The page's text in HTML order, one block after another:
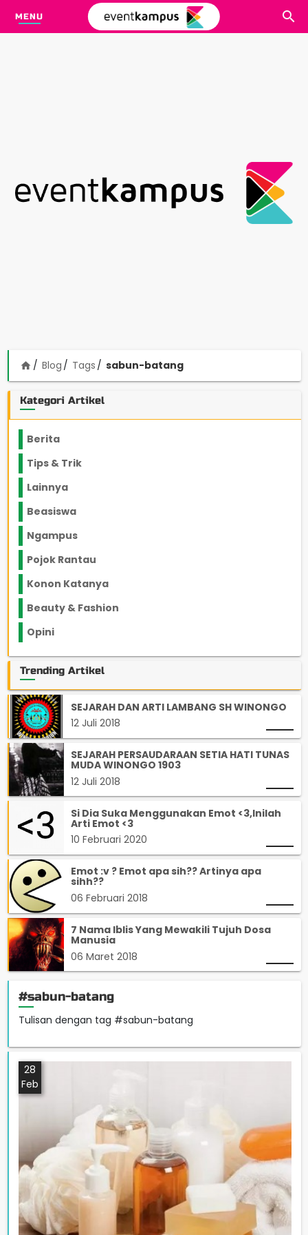
MENU
home Blog Tags sabun-batang
Kategori Artikel
Berita
Tips & Trik
Lainnya
Beasiswa
Ngampus
Pojok Rantau
Konon Katanya
Beauty & Fashion
Opini
Trending Artikel
SEJARAH DAN ARTI LAMBANG SH WINONGO
12 Juli 2018
SEJARAH PERSAUDARAAN SETIA HATI TUNAS
MUDA WINONGO 1903
12 Juli 2018
Si Dia Suka Menggunakan Emot <3,Inilah
Arti Emot <3
10 Februari 2020
Emot :v ? Emot apa sih?? Artinya apa
sihh??
06 Februari 2018
7 Nama Iblis Yang Mewakili Tujuh Dosa
Manusia
06 Maret 2018
#sabun-batang
Tulisan dengan tag #sabun-batang
28
Feb